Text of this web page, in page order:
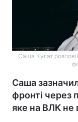
Саша Кугат
Саша
фронті через
яке на ВЛК